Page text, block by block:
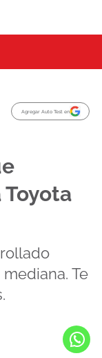
Agregar Auto Test en
Te